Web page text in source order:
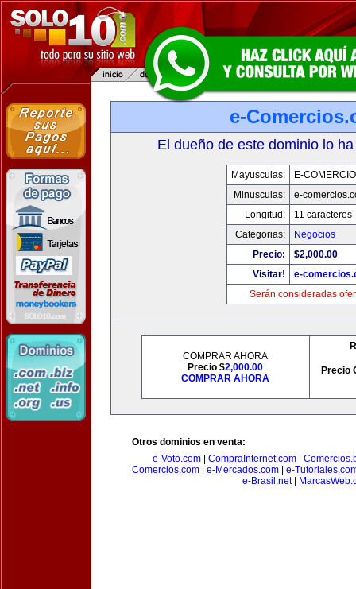
e-
El dueño de este dominio lo
Mayusculas:
E-
Minusculas:
e-
Longitud:
11 caracteres
Categorias:
Negocios
Precio:
$2,000.00
Visitar!
e-
Serán consideradas
COMPRAR AHORA
Precio $2,000.00
COMPRAR AHORA
Precio
Otros dominios en venta:
e-Voto.com
CompraInternet.com
Comercios.com
e-Mercados.com
e-
e-Brasil.net|